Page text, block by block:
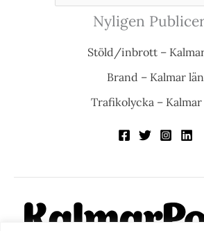
Nyligen
Stöld/inbrott –
Brand – Kalmar län
Trafikolycka – Kalmar